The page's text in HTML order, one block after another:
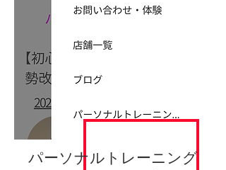
​パーソナルトレーニング